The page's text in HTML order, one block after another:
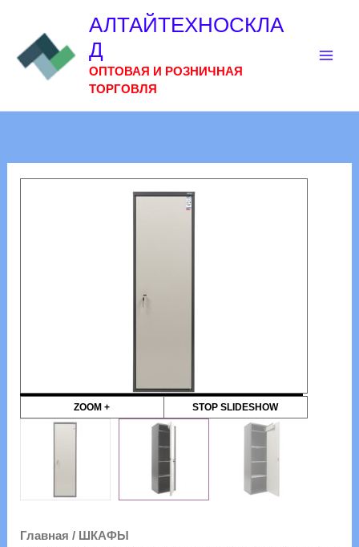
содержимому
АЛТАЙТЕХНОСКЛА
Д
ОПТОВАЯ И РОЗНИЧНАЯ
ТОРГОВЛЯ
ZOOM + STOP SLIDESHOW
Главная / ШКАФЫ